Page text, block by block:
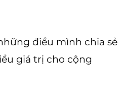
điều mình chia sẻ
giá trị cho cộng